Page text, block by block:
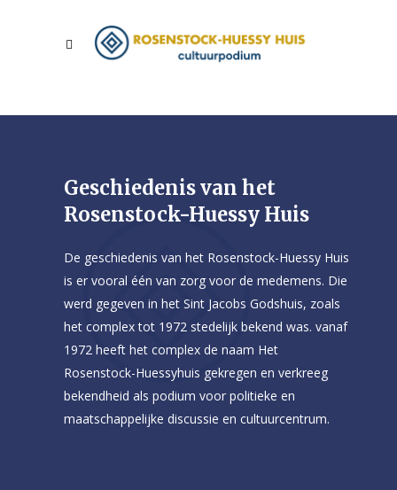
Geschiedenis van het
Rosenstock-Huessy Huis
De geschiedenis van het Rosenstock-Huessy Huis
is er vooral één van zorg voor de medemens. Die
werd gegeven in het Sint Jacobs Godshuis, zoals
het complex tot 1972 stedelijk bekend was. vanaf
1972 heeft het complex de naam Het
Rosenstock-Huessyhuis gekregen en verkreeg
bekendheid als podium voor politieke en
maatschappelijke discussie en cultuurcentrum.